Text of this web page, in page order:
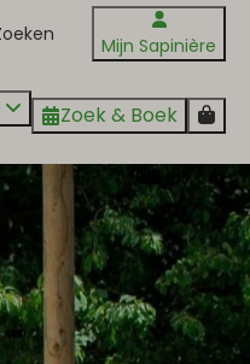
Mijn Sapinière
Zoek & Boek